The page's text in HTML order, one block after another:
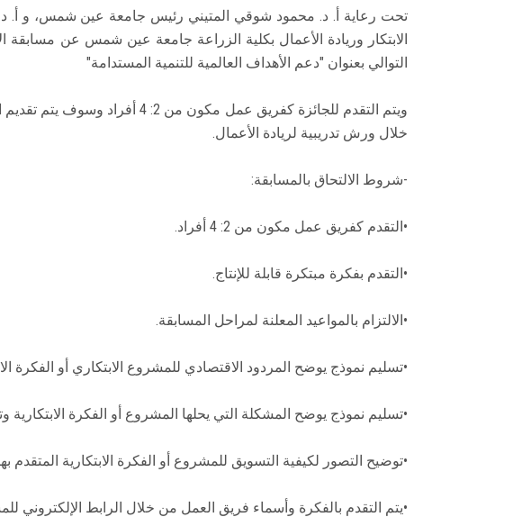
تحت رعاية أ. د. محمود شوقي المتيني رئيس جامعة عين شمس، و أ. د.
الابتكار وريادة الأعمال بكلية الزراعة جامعة عين شمس عن مسابقة
التوالي بعنوان "دعم الأهداف العالمية للتنمية المستدامة"
ويتم التقدم للجائزة كفريق عمل مكون
خلال ورش تدريبية لريادة الأعمال.
-شروط الالتحاق بالمسابقة:
•التقدم كفريق عمل مكون من 2: 4 أفراد.
•التقدم بفكرة مبتكرة قابلة للإنتاج.
•الالتزام بالمواعيد المعلنة لمراحل المسابقة.
•تسليم نموذج يوضح المردود الاقتصادي للمشروع الابتكاري أو الفكرة
•تسليم نموذج يوضح المشكلة التي يحلها المشروع أو الفكرة الابتكارية
•توضيح التصور لكيفية التسويق للمشروع أو الفكرة الابتكارية المتقدم
•يتم التقدم بالفكرة وأسماء فريق العمل من خلال الرابط الإلكتروني